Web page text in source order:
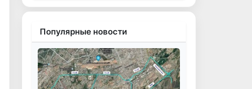
Популярные новости